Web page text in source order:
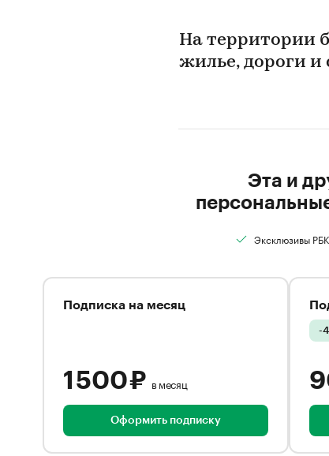
На территории
жилье, дороги и
Эта и
Эксклюзивы РБК
Подписка на месяц
1 500 ₽ в месяц
Оформить подписку
-